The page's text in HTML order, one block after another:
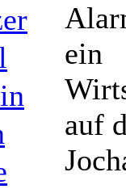
ein
auf